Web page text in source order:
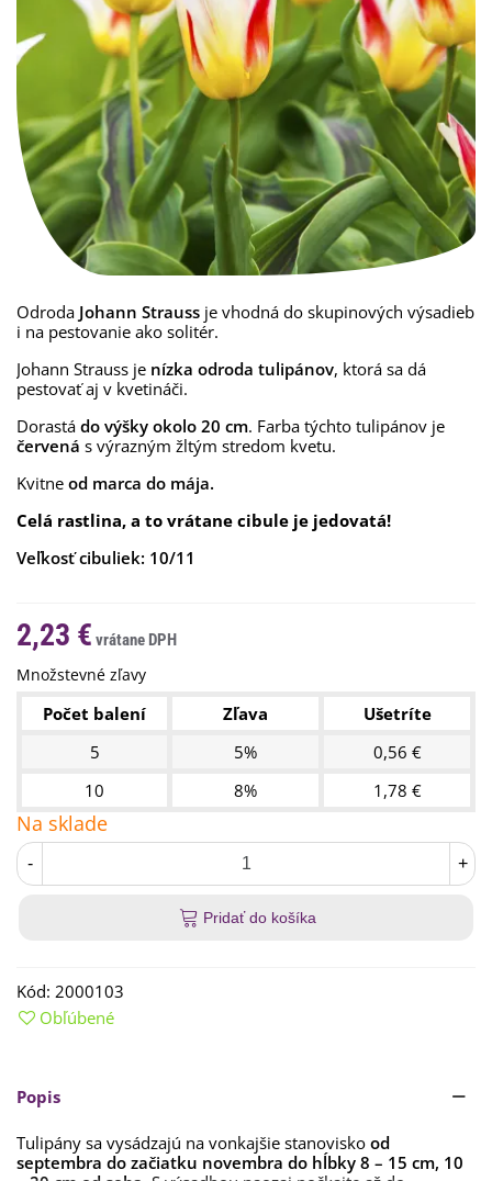
Odroda Johann Strauss je vhodná do skupinových výsadieb
i na pestovanie ako solitér.
Johann Strauss je nízka odroda tulipánov, ktorá sa dá
pestovať aj v kvetináči.
Dorastá do výšky okolo 20 cm. Farba týchto tulipánov je
červená s výrazným žltým stredom kvetu.
Kvitne od marca do mája.
Celá rastlina, a to vrátane cibule je jedovatá!
Veľkosť cibuliek: 10/11
2,23 €
Množstevné zľavy
Počet balení Zľava
Ušetríte
5
5%
0,56 €
10
8% 1,78 €
Na sklade
- +
Pridať do košíka
Kód: 2000103
Obľúbené
Popis
Tulipány sa vysádzajú na vonkajšie stanovisko od
septembra do začiatku novembra do hĺbky 8 – 15 cm, 10